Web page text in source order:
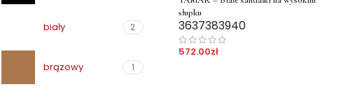
biały 2
brązowy 1
słupku
3637383940
572.00zł